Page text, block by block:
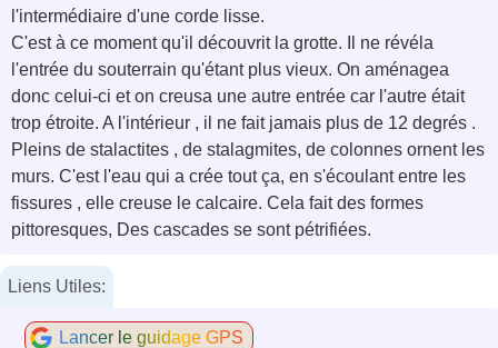
l'intermédiaire d'une corde lisse.
C'est à ce moment qu'il découvrit la grotte. Il ne révéla
l'entrée du souterrain qu'étant plus vieux. On aménagea
donc celui-ci et on creusa une autre entrée car l'autre était
trop étroite. A l'intérieur , il ne fait jamais plus de 12 degrés .
Pleins de stalactites , de stalagmites, de colonnes ornent les
murs. C'est l'eau qui a crée tout ça, en s'écoulant entre les
fissures , elle creuse le calcaire. Cela fait des formes
pittoresques, Des cascades se sont pétrifiées.
Liens Utiles:
Lancer le guidage GPS